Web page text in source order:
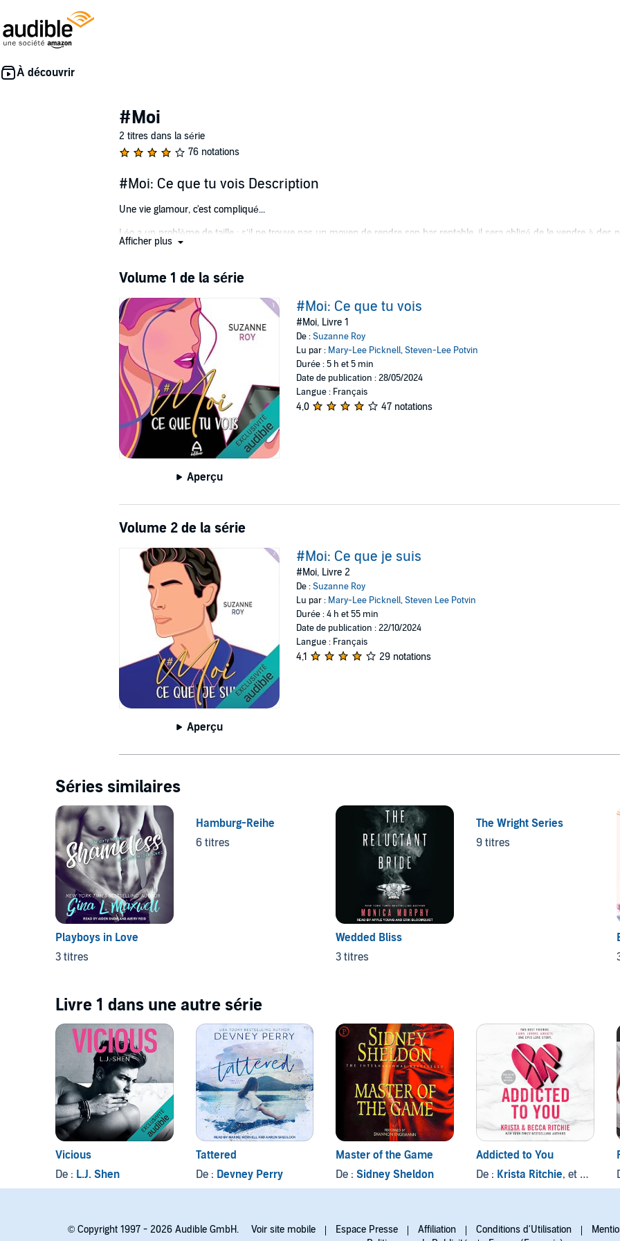
#Moi
2 titres dans la série
76 notations
#Moi: Ce que tu vois Description
Une vie glamour, c'est compliqué...
Léo a un problème de taille : s’il ne trouve pas un moyen de rendre son bar rentable, il sera obligé de le vendre à des
départir lui est insupportable. Après tout, ce commerce est un héritage de son père.
Fille d’un grand magnat des communications, Kitty Goodwin a l’habitude de faire la une de tous les journaux à potins.
qu’elle entreprend. Mais malgré le succès de ses projets, souvent attribué à tort à sa filiation, sa vie a un goût de vide
bien arrosées et de nuits sans lendemain.
©2024 A Éditeur Inc. (P)2024 Audible, Inc.
Afficher plus
Volume 1 de la série
Aperçu
#Moi: Ce que tu vois
#Moi, Livre 1
De :Suzanne Roy
Lu par : Mary-Lee Picknell,Steven-Lee Potvin
Durée : 5 h et 5 min
Date de publication : 28/05/2024
Langue : Français
4,0 47 notations
Volume 2 de la série
Aperçu
#Moi: Ce que je suis
#Moi, Livre 2
De :Suzanne Roy
Lu par : Mary-Lee Picknell,Steven Lee Potvin
Durée : 4 h et 55 min
Date de publication : 22/10/2024
Langue : Français
4,1 29 notations
Séries similaires
Playboys in Love
3 titres
Hamburg-Reihe
6 titres
Wedded Bliss
3 titres
The Wright Series
9 titres
Livre 1 dans une autre série
Vicious
De : L.J. Shen
Tattered
De : Devney Perry
Master of the Game
De :Sidney Sheldon
Addicted to You
De : Krista Ritchie, et autres
© Copyright 1997 - 2026 Audible GmbH. Voir site mobile Espace Presse Affiliation Conditions d'Utilisation